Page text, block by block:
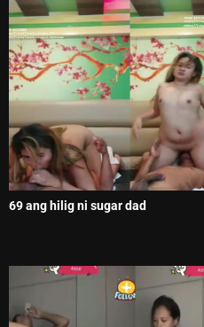
69 ang hilig ni sugar dad